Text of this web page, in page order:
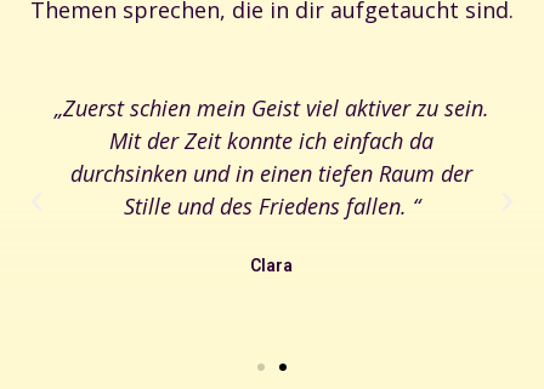
Themen sprechen, die in dir aufgetaucht sind.
„Eine intensive, aufregende Erfahrung. Mein
gesamtes System wurde verlangsamt. Nach 4
Tagen Retreat wirkt alles kristallklar und
gestochen scharf - als wären die Schleier aus